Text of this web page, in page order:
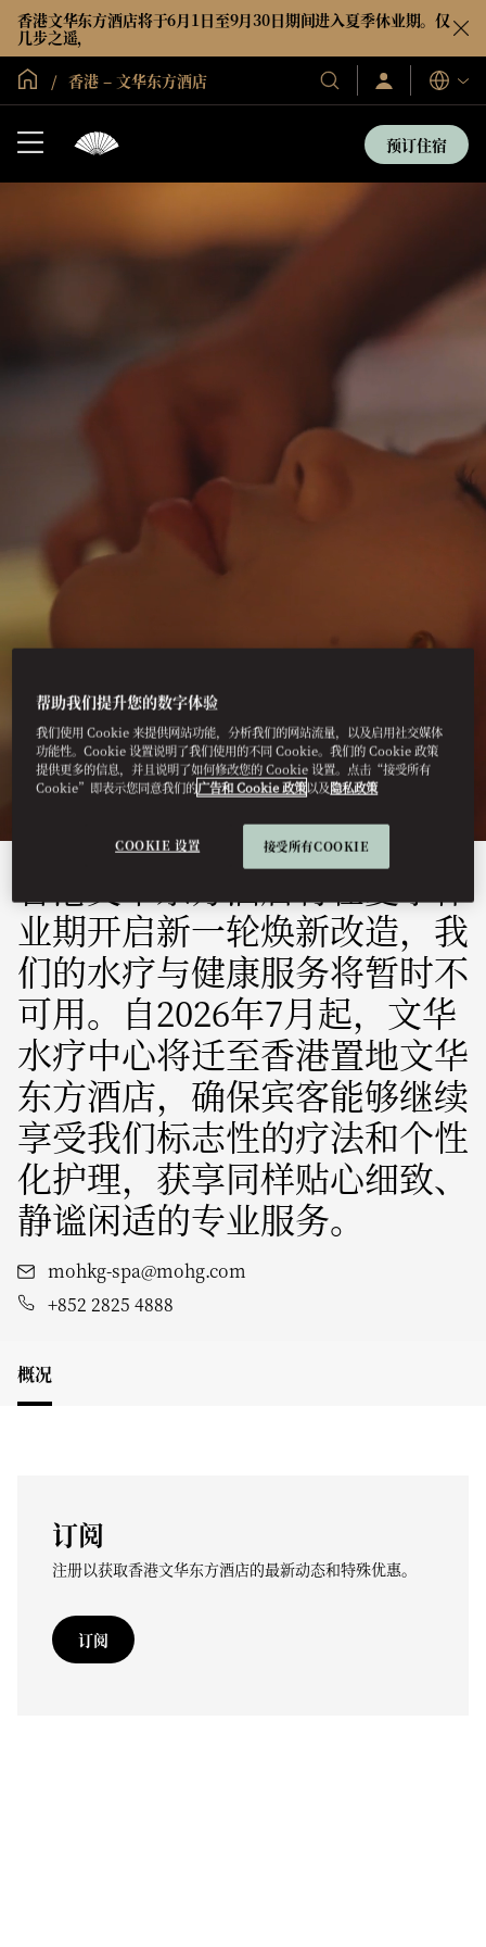
香港文华东方酒店将于6月1日至9月30日期间进入夏季休业期。仅
几步之遥，
全球首页
香港 – 文华东方酒店
我
们
登
录/
即
加
入
语
言
预订住宿
香港 – 文华东方酒店
健康
业期开启新一轮焕新改造，我
们的水疗与健康服务将暂时不
可用。自2026年7月起，文华
水疗中心将迁至香港置地文华
东方酒店，确保宾客能够继续
享受我们标志性的疗法和个性
化护理，获享同样贴心细致、
静谧闲适的专业服务。
mohkg-spa@mohg.com
+852 2825 4888
概况
订阅
注册以获取香港文华东方酒店的最新动态和特殊优惠。
订阅
帮助我们提升您的数字体验
我们使用 Cookie 来提供网站功能，分析我们的网站流量，以及启用社交媒体
功能性。Cookie 设置说明了我们使用的不同 Cookie。我们的 Cookie 政策
提供更多的信息，并且说明了如何修改您的 Cookie 设置。点击“接受所有
Cookie”即表示您同意我们的广告和 Cookie 政策以及隐私政策
COOKIE 设置 接受所有COOKIE